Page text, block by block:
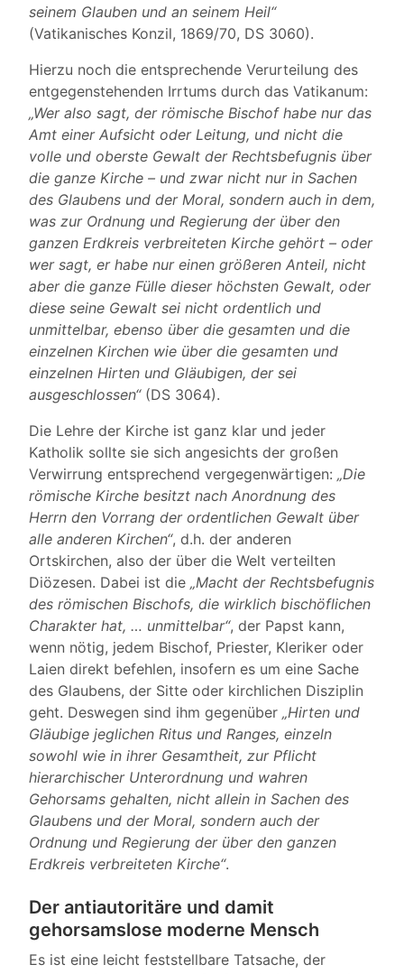
seinem Glauben und an seinem Heil“
(Vatikanisches Konzil, 1869/70, DS 3060).
Hierzu noch die entsprechende Verurteilung des
entgegenstehenden Irrtums durch das Vatikanum:
„Wer also sagt, der römische Bischof habe nur das
Amt einer Aufsicht oder Leitung, und nicht die
volle und oberste Gewalt der Rechtsbefugnis über
die ganze Kirche – und zwar nicht nur in Sachen
des Glaubens und der Moral, sondern auch in dem,
was zur Ordnung und Regierung der über den
ganzen Erdkreis verbreiteten Kirche gehört – oder
wer sagt, er habe nur einen größeren Anteil, nicht
aber die ganze Fülle dieser höchsten Gewalt, oder
diese seine Gewalt sei nicht ordentlich und
unmittelbar, ebenso über die gesamten und die
einzelnen Kirchen wie über die gesamten und
einzelnen Hirten und Gläubigen, der sei
ausgeschlossen“(DS 3064).
Die Lehre der Kirche ist ganz klar und jeder
Katholik sollte sie sich angesichts der großen
Verwirrung entsprechend vergegenwärtigen: „Die
römische Kirche besitzt nach Anordnung des
Herrn den Vorrang der ordentlichen Gewalt über
alle anderen Kirchen“, d.h. der anderen
Ortskirchen, also der über die Welt verteilten
Diözesen. Dabei ist die „Macht der Rechtsbefugnis
des römischen Bischofs, die wirklich bischöflichen
Charakter hat, … unmittelbar“, der Papst kann,
wenn nötig, jedem Bischof, Priester, Kleriker oder
Laien direkt befehlen, insofern es um eine Sache
des Glaubens, der Sitte oder kirchlichen Disziplin
geht. Deswegen sind ihm gegenüber „Hirten und
Gläubige jeglichen Ritus und Ranges, einzeln
sowohl wie in ihrer Gesamtheit, zur Pflicht
hierarchischer Unterordnung und wahren
Gehorsams gehalten, nicht allein in Sachen des
Glaubens und der Moral, sondern auch der
Ordnung und Regierung der über den ganzen
Erdkreis verbreiteten Kirche“.
Der antiautoritäre und damit
gehorsamslose moderne Mensch
Es ist eine leicht feststellbare Tatsache, der